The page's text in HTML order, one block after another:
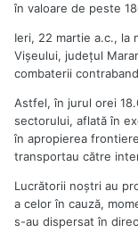
în valoare de peste
Ieri, 22 martie a.c., la
Vişeului, judeţul
combaterii
Astfel, în jurul orei
sectorului, aflată în
în apropierea
transportau către
Lucrătorii noştri au
a celor în cauză,
s-au dispersat în